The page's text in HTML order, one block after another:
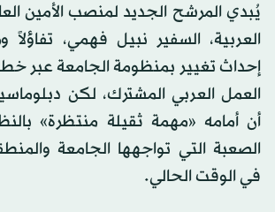
يُبدي المرشح الجديد لمنصب الأمين
العربية، السفير نبيل فهمي،
إحداث تغيير بمنظومة الجامعة عبر
العمل العربي المشترك، لكن
أن أمامه «مهمة ثقيلة منتظرة»
الصعبة التي تواجهها الجامعة
في الوقت الحالي.